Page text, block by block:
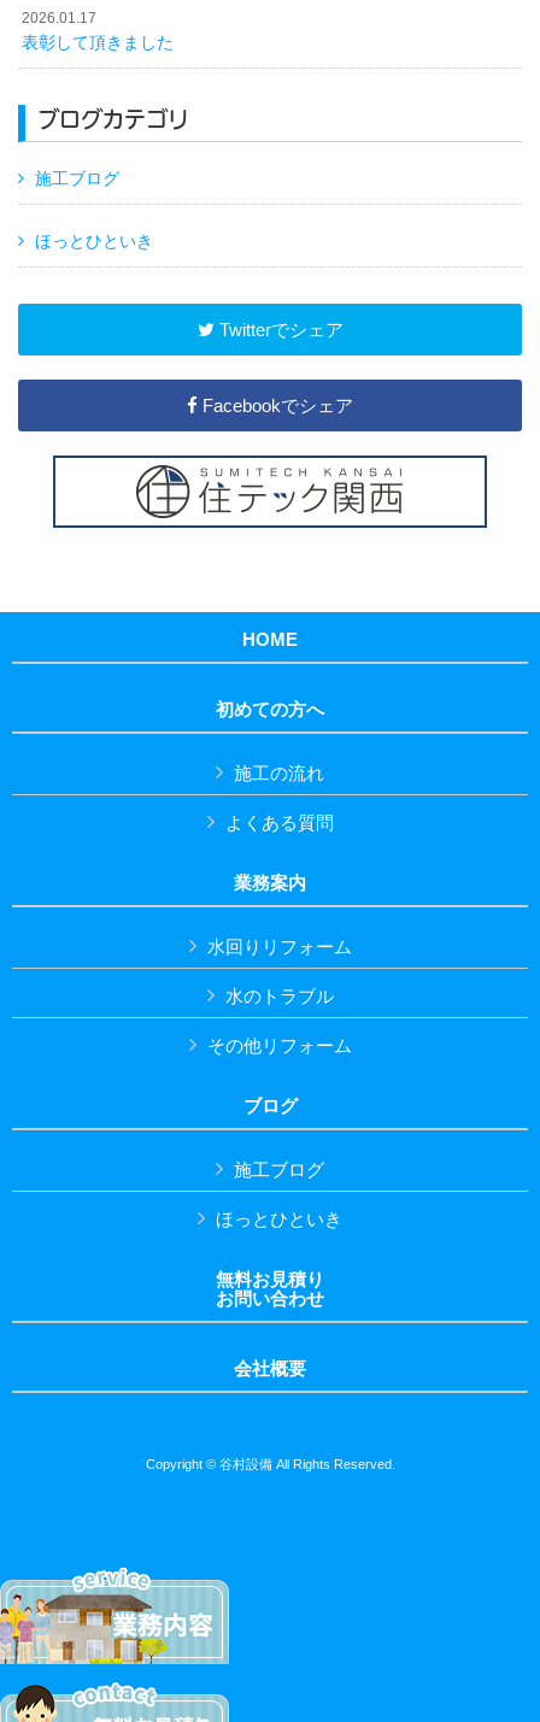
2026.01.17
表彰して頂きました
ブログカテゴリ
施工ブログ
ほっとひといき
Twitterでシェア
Facebookでシェア
HOME
初めての方へ
施工の流れ
よくある質問
業務案内
水回りリフォーム
水のトラブル
その他リフォーム
ブログ
施工ブログ
ほっとひといき
無料お見積り
お問い合わせ
会社概要
Copyright © 谷村設備 All Rights Reserved.